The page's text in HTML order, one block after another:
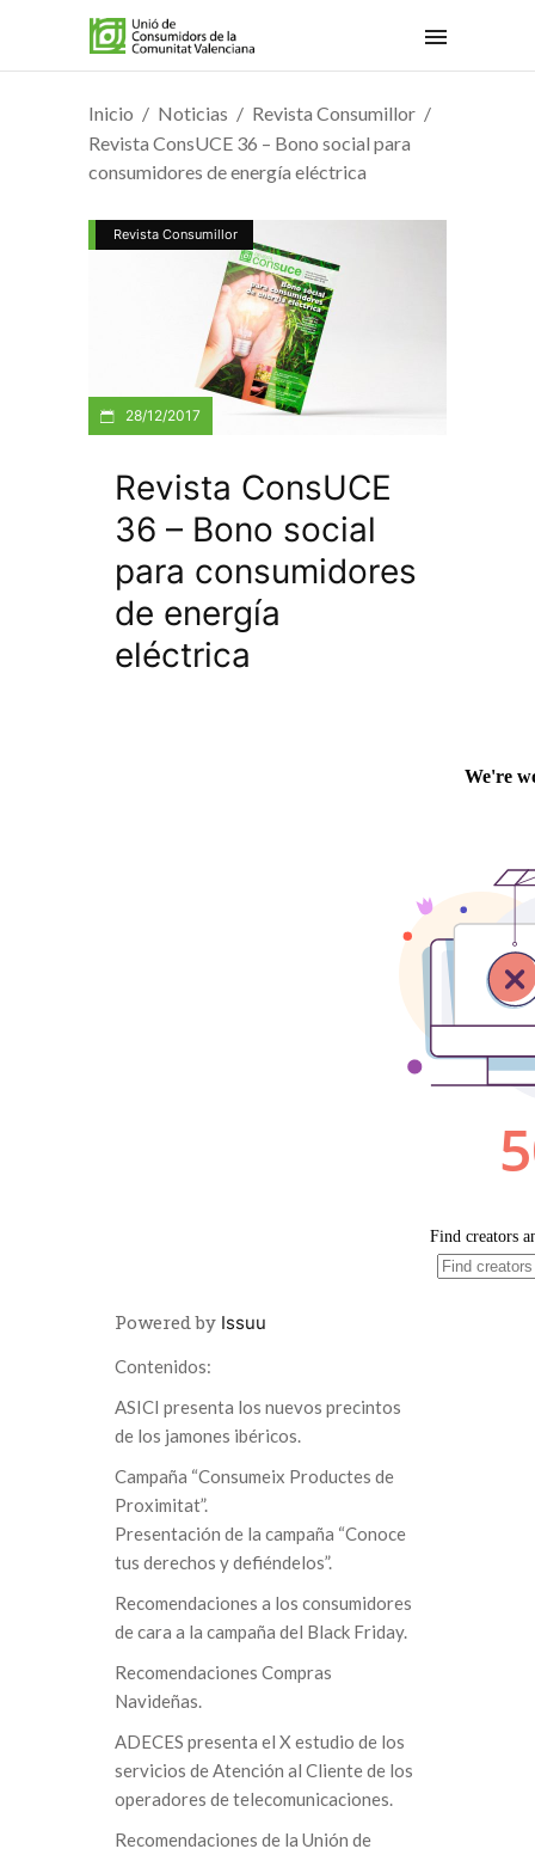
Inicio Noticias
Revista Consumillor
Revista ConsUCE 36 – Bono social para
consumidores de energía eléctrica
Revista Consumillor
28/12/2017
Revista ConsUCE
36 – Bono social
para consumidores
de energía
eléctrica
Powered by Issuu
Contenidos:
ASICI presenta los nuevos precintos
de los jamones ibéricos.
Campaña “Consumeix Productes de
Proximitat”.
Presentación de la campaña “Conoce
tus derechos y defiéndelos”.
Recomendaciones a los consumidores
de cara a la campaña del Black Friday.
Recomendaciones Compras
Navideñas.
ADECES presenta el X estudio de los
servicios de Atención al Cliente de los
operadores de telecomunicaciones.
Recomendaciones de la Unión de